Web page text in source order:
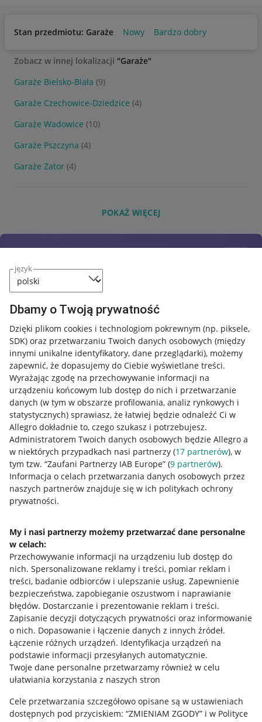
język
Dbamy o Twoją prywatność
Dzięki plikom cookies i technologiom pokrewnym (np. piksele,
SDK) oraz przetwarzaniu Twoich danych osobowych (między
innymi unikalne identyfikatory, dane przeglądarki), możemy
zapewnić, że dopasujemy do Ciebie wyświetlane treści.
Wyrażając zgodę na przechowywanie informacji na
urządzeniu końcowym lub dostęp do nich i przetwarzanie
danych (w tym w obszarze profilowania, analiz rynkowych i
statystycznych) sprawiasz, że łatwiej będzie odnaleźć Ci w
Allegro dokładnie to, czego szukasz i potrzebujesz.
Administratorem Twoich danych osobowych będzie Allegro a
w niektórych przypadkach nasi partnerzy (17 partnerów), w
tym tzw. “Zaufani Partnerzy IAB Europe” (9 partnerów).
Informacja o celach przetwarzania danych osobowych przez
naszych partnerów znajduje się w ich politykach ochrony
prywatności.
My i nasi partnerzy możemy przetwarzać dane personalne
w celach:
Przechowywanie informacji na urządzeniu lub dostęp do
nich. Spersonalizowane reklamy i treści, pomiar reklam i
treści, badanie odbiorców i ulepszanie usług. Zapewnienie
bezpieczeństwa, zapobieganie oszustwom i naprawianie
błędów. Dostarczanie i prezentowanie reklam i treści.
Zapisanie decyzji dotyczących prywatności oraz informowanie
o nich. Dopasowanie i łączenie danych z innych źródeł.
Łączenie różnych urządzeń. Identyfikacja urządzeń na
podstawie informacji przesyłanych automatycznie.
Twoje dane personalne przetwarzamy również w celu
ułatwiania korzystania z naszych stron
Cele przetwarzania szczegółowo opisane są w ustawieniach
dostępnych pod przyciskiem: “ZMIENIAM ZGODY” i w Polityce
Stan przedmiotu: Garaże Nowy Bardzo dobry
Zobacz w innej lokalizacji "Garaże"
Garaże Bielsko-Biała (9)
Garaże Czechowice-Dziedzice (4)
Garaże Wadowice (10)
Garaże Pszczyna (4)
Garaże Zator (4)
POKAŻ WIĘCEJ
Przydatne informacje
Jak to działa
Allegro Gadane dla sprzedających
Allegro Gadane dla kupujących
Mapa miejscowości
Informacje prawne
Regulamin
Polityka plików "cookies"
Ustawienia plików "cookies"
Udostępnianie lokalizacji